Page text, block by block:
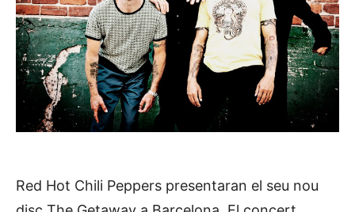
Red Hot Chili Peppers presentaran el seu nou